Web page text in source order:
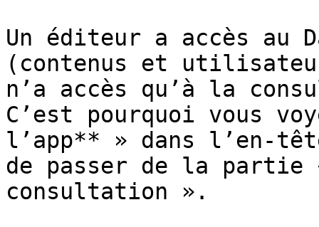
Un éditeur a accès au
(contenus et
n’a accès qu’à la
C’est pourquoi vous
l’app** » dans l’en-
de passer de la
consultation ».